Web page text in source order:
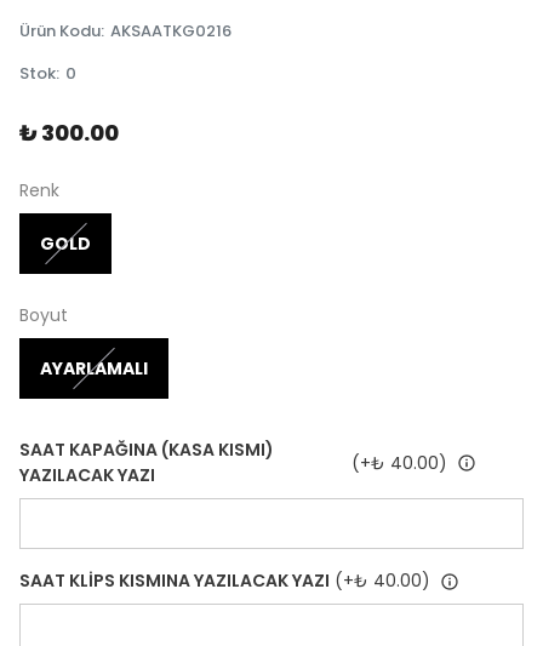
Ürün Kodu: AKSAATKG0216
Stok: 0
₺ 300.00
Renk
GOLD
Boyut
AYARLAMALI
SAAT KAPAĞINA (KASA KISMI)
YAZILACAK YAZI
(+₺ 40.00)
SAAT KLİPS KISMINA YAZILACAK YAZI (+₺ 40.00)